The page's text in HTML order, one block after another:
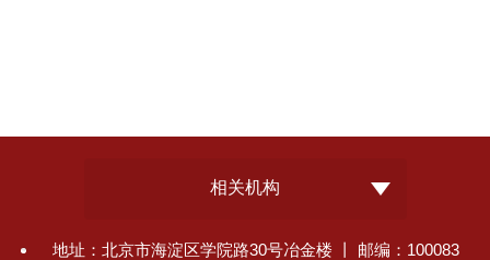
相关机构
地址：北京市海淀区学院路30号冶金楼 丨 邮编：100083